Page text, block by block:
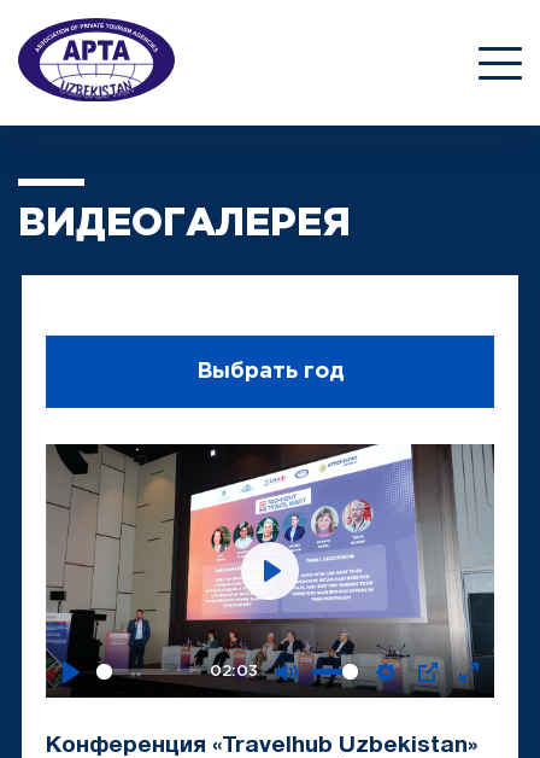
ВИДЕОГАЛЕРЕЯ
Play
02:03
Mute Settings
PIP Enter
Play
Конференция «Travelhub Uzbekistan»
Выбрать год